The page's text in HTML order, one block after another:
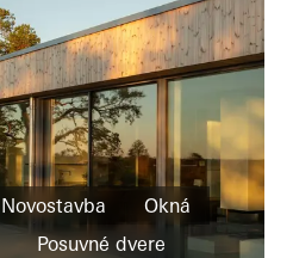
Novostavba
Okná
Posuvné dvere